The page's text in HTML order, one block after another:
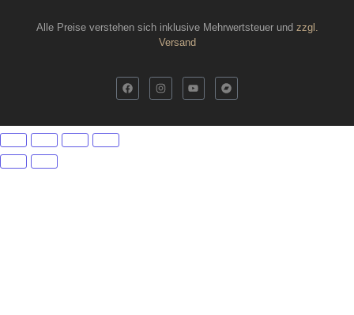
Alle Preise verstehen sich inklusive Mehrwertsteuer und zzgl.
Versand